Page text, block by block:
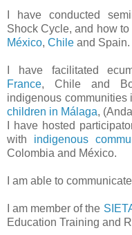
I have conducted
Shock Cycle, and how to
México, Chile and Spain.
I have facilitated
France, Chile and
indigenous communities
children in Málaga,
I have hosted
with indigenous
Colombia and México.
I am able to
I am member of the
Education Training and